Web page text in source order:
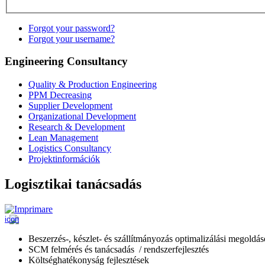
Forgot your password?
Forgot your username?
Engineering Consultancy
Quality & Production Engineering
PPM Decreasing
Supplier Development
Organizational Development
Research & Development
Lean Management
Logistics Consultancy
Projektinformációk
Logisztikai tanácsadás
Beszerzés-, készlet- és szállítmányozás optimalizálási
SCM felmérés és tanácsadás / rendszerfejlesztés
Költséghatékonyság fejlesztések